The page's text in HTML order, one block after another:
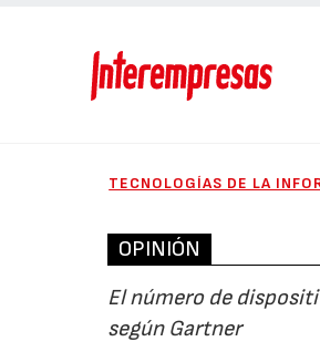
TECNOLOGÍAS DE LA
OPINIÓN
El número de
según Gartner